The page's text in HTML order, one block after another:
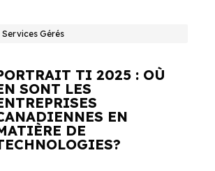
Services Gérés
TI 2025 : OÙ
SONT LES
EN
DE